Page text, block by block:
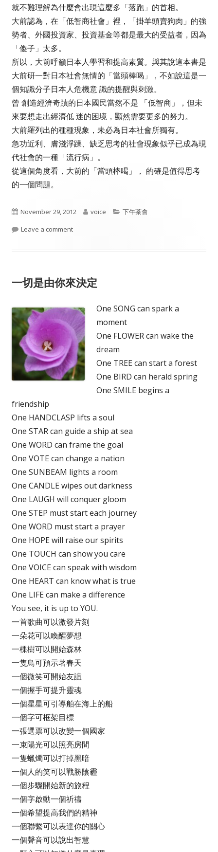
就不難理解為什麼會出現這麼多「落跑」的首相。
大前認為，在「低智商社會」裡，「掛羊頭賣狗肉」的強
勢者、外國投資家、投資基金等都是最大的受益者，因為
「傻子」太多。
所以，大前呼籲日本人學習和提高素質。與其說這本書是
大前研一對日本社會無情的「當頭棒喝」，不如說這是一
個知識分子日本人危機意 識的提醒與刺激。
曾 創造經濟奇蹟的日本國民當然不是 「低智商」，但未
來要想走出經濟低 迷的困境，顯然需要更多的努力。
大前羅列出的種種現象，未必為日本社會所獨有。
急功近利、膚淺浮躁、缺乏思考的社會現象似乎已成為現
代社會的一種「流行病」。
從這個角度看，大前的「當頭棒喝」， 的確是值得思考
的一個問題。
Published
on
November 29, 2012 Author
voice Categories
下午茶會
Leave a commenton 低智商社會
一切是由你來決定
One SONG can spark a
moment
One FLOWER can wake the
dream
One TREE can start a forest
One BIRD can herald spring
One SMILE begins a
friendship
One HANDCLASP lifts a soul
One STAR can guide a ship at sea
One WORD can frame the goal
One VOTE can change a nation
One SUNBEAM lights a room
One CANDLE wipes out darkness
One LAUGH will conquer gloom
One STEP must start each journey
One WORD must start a prayer
One HOPE will raise our spirits
One TOUCH can show you care
One VOICE can speak with wisdom
One HEART can know what is true
One LIFE can make a difference
You see, it is up to YOU.
一首歌曲可以激發片刻
一朵花可以喚醒夢想
一棵樹可以開始森林
一隻鳥可預示著春天
一個微笑可開始友誼
一個握手可提升靈魂
一個星星可引導舶在海上的船
一個字可框架目標
一張選票可以改變一個國家
一束陽光可以照亮房間
一隻蠟燭可以打掉黑暗
一個人的笑可以戰勝陰霾
一個步驟開始新的旅程
一個字啟動一個祈禱
一個希望提高我們的精神
一個聯繫可以表達你的關心
一個聲音可以說出智慧